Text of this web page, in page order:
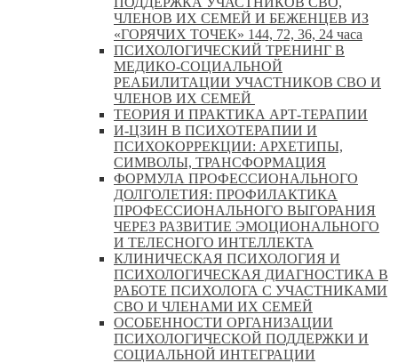
ЧЛЕНОВ ИХ СЕМЕЙ И БЕЖЕНЦЕВ ИЗ
«ГОРЯЧИХ ТОЧЕК» 144, 72, 36, 24 часа
ПСИХОЛОГИЧЕСКИЙ ТРЕНИНГ В
МЕДИКО-СОЦИАЛЬНОЙ
РЕАБИЛИТАЦИИ УЧАСТНИКОВ СВО И
ЧЛЕНОВ ИХ СЕМЕЙ
ТЕОРИЯ И ПРАКТИКА АРТ-ТЕРАПИИ
И-ЦЗИН В ПСИХОТЕРАПИИ И
ПСИХОКОРРЕКЦИИ: АРХЕТИПЫ,
СИМВОЛЫ, ТРАНСФОРМАЦИЯ
ФОРМУЛА ПРОФЕССИОНАЛЬНОГО
ДОЛГОЛЕТИЯ: ПРОФИЛАКТИКА
ПРОФЕССИОНАЛЬНОГО ВЫГОРАНИЯ
ЧЕРЕЗ РАЗВИТИЕ ЭМОЦИОНАЛЬНОГО
И ТЕЛЕСНОГО ИНТЕЛЛЕКТА
КЛИНИЧЕСКАЯ ПСИХОЛОГИЯ И
ПСИХОЛОГИЧЕСКАЯ ДИАГНОСТИКА В
РАБОТЕ ПСИХОЛОГА С УЧАСТНИКАМИ
СВО И ЧЛЕНАМИ ИХ СЕМЕЙ
ОСОБЕННОСТИ ОРГАНИЗАЦИИ
ПСИХОЛОГИЧЕСКОЙ ПОДДЕРЖКИ И
СОЦИАЛЬНОЙ ИНТЕГРАЦИИ